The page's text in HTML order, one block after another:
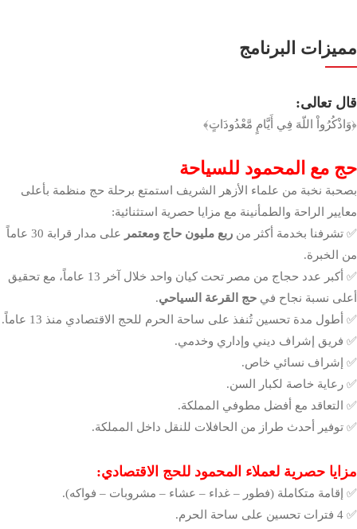
مميزات البرنامج
قال تعالى:
﴿وَاذْكُرُواْ اللّهَ فِي أَيَّامٍ مَّعْدُودَاتٍ﴾
حج مع المحمود للسياحة
بصحبة نخبة من علماء الأزهر الشريف استمتع برحلة حج منظمة بأعلى
معايير الراحة والطمأنينة مع مزايا حصرية استثنائية:
✅ تشرفنا بخدمة أكثر من ربع مليون حاج ومعتمر
على مدار قرابة 30 عاماً
من الخبرة.
✅ أكبر عدد حجاج من مصر تحت كيان واحد خلال آخر 13 عاماً، مع تحقيق
أعلى نسبة نجاح في حج القرعة السياحي.
✅ أطول مدة تحسين تُنفذ على ساحة الحرم للحج الاقتصادي منذ 13 عاماً.
✅ فريق إشراف ديني وإداري وخدمي.
✅ إشراف نسائي خاص.
✅ رعاية خاصة لكبار السن.
✅ التعاقد مع أفضل مطوفي المملكة.
✅ توفير أحدث طراز من الحافلات للنقل داخل المملكة.
مزايا حصرية لعملاء المحمود للحج الاقتصادي:
✅ إقامة متكاملة (فطور – غداء – عشاء – مشروبات – فواكه).
✅ 4 فترات تحسين على ساحة الحرم.